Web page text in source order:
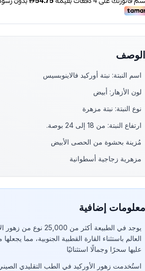
الوصف
اسم النبتة: نبتة أوركيد فالاينوبسيس
لون الأزهار: أبيض
نوع النبتة: نبتة مزهرة
ارتفاع النبتة: من 18 إلى 24 بوصة.
مُزينة بحشوة من الحصى الأبيض
مزهرية زجاجية أسطوانية
معلومات إضافية
يوجد في الطبيعة أكثر
العالم باستثناء القارة القطبية الجنوبية، مما
عليها سحرًا وجمالًا استثنائيًا
استُخدمت زهور الأوركيد في الطب التقليدي